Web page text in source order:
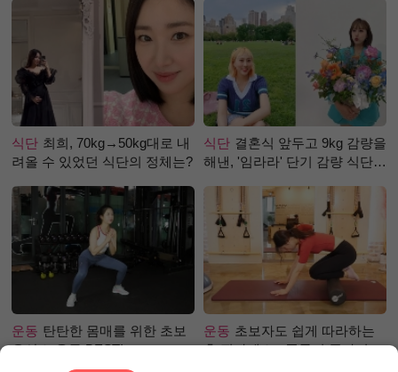
식단 최희, 70kg→50kg대로 내
려올 수 있었던 식단의 정체는?
식단 결혼식 앞두고 9kg 감량을
해낸, '임라라' 단기 감량 식단
운동 탄탄한 몸매를 위한 초보
유산소 운동 BEST!
운동 초보자도 쉽게 따라하는
홈 필라테스 - 폼롤러 종아리 알